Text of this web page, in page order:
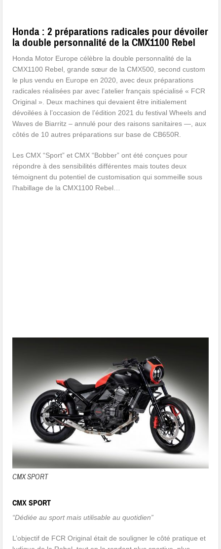
Honda : 2 préparations radicales pour dévoiler
la double personnalité de la CMX1100 Rebel
Honda Motor Europe célèbre la double personnalité de la
CMX1100 Rebel, grande sœur de la CMX500, second custom
le plus vendu en Europe en 2020, avec deux préparations
radicales réalisées par avec l’atelier français spécialisé « FCR
Original ». Deux machines qui devaient être initialement
dévoilées à l’occasion de l’édition 2021 du festival Wheels and
Waves de Biarritz – annulé pour des raisons sanitaires —, aux
côtés de 10 autres préparations sur base de CB650R.
Les CMX “Sport” et CMX “Bobber” ont été conçues pour
répondre à des sensibilités différentes mais toutes deux
témoignent du potentiel de customisation qui sommeille sous
l’habillage de la CMX1100 Rebel…
CMX SPORT
CMX SPORT
“Dédiée au sport mais utilisable au quotidien”
L’objectif de FCR Original était de souligner le côté pratique et